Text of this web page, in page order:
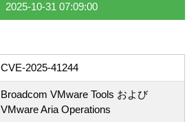
2025-10-31 07:09:00
CVE-2025-41244
Broadcom VMware Tools および
VMware Aria Operations